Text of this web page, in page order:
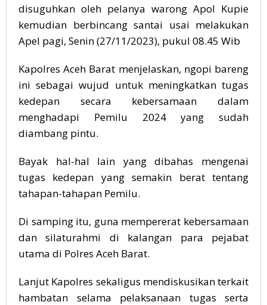
disuguhkan oleh pelanya warong Apol Kupie
kemudian berbincang santai usai melakukan
Apel pagi, Senin (27/11/2023), pukul 08.45 Wib
Kapolres Aceh Barat menjelaskan, ngopi bareng
ini sebagai wujud untuk meningkatkan tugas
kedepan secara kebersamaan dalam
menghadapi Pemilu 2024 yang sudah
diambang pintu.
Bayak hal-hal lain yang dibahas mengenai
tugas kedepan yang semakin berat tentang
tahapan-tahapan Pemilu.
Di samping itu, guna mempererat kebersamaan
dan silaturahmi di kalangan para pejabat
utama di Polres Aceh Barat.
Lanjut Kapolres sekaligus mendiskusikan terkait
hambatan selama pelaksanaan tugas serta